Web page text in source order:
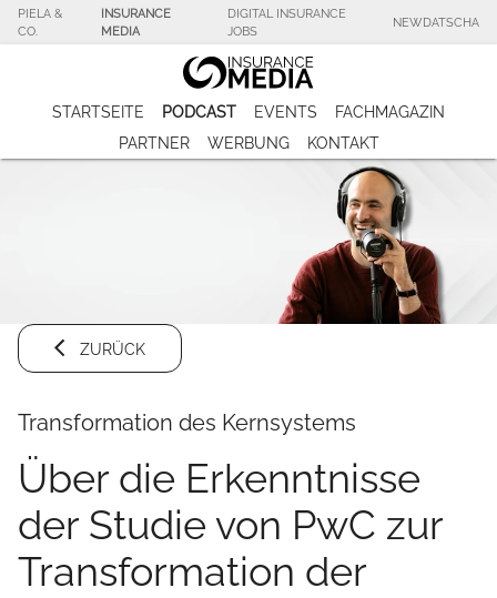
PIELA &
CO.
INSURANCE
MEDIA
DIGITAL INSURANCE
JOBS
NEWDATSCHA
STARTSEITE PODCAST EVENTS
FACHMAGAZIN
PARTNER
WERBUNG KONTAKT
ZURÜCK
Transformation des Kernsystems
Über die Erkenntnisse
der Studie von PwC zur
Transformation der